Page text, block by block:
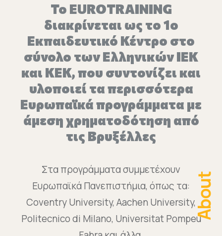
Το EUROTRAINING
διακρίνεται ως το 1ο
Εκπαιδευτικό Κέντρο στο
σύνολο των Ελληνικών ΙΕΚ
και ΚΕΚ, που συντονίζει και
υλοποιεί τα περισσότερα
Ευρωπαϊκά προγράμματα με
άμεση χρηματοδότηση από
τις Βρυξέλλες
Στα προγράμματα συμμετέχουν
Ευρωπαϊκά Πανεπιστήμια, όπως τα:
Coventry University, Aachen University,
Politecnico di Milano, Universitat PompeuAbout